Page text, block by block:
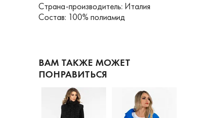
Страна-производитель: Италия
Состав: 100% полиамид
ВАМ ТАКЖЕ МОЖЕТ
ПОНРАВИТЬСЯ